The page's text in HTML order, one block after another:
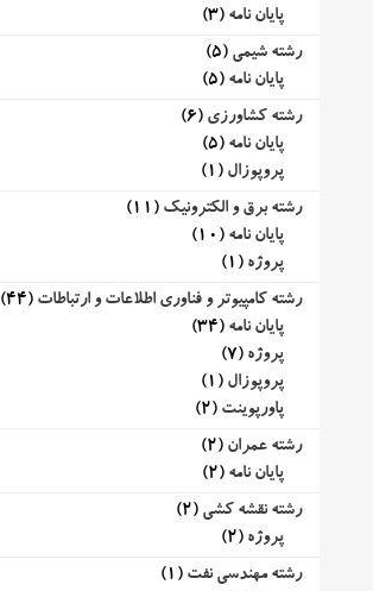
پایان نامه (3)
رشته شیمی (5)
پایان نامه (5)
رشته کشاورزی (6)
پایان نامه (5)
پروپوزال (1)
رشته برق و الکترونیک (11)
پایان نامه (10)
پروژه (1)
رشته کامپیوتر و فناوری اطلاعات و ارتباطات (44)
پایان نامه (34)
پروژه (7)
پروپوزال (1)
پاورپوینت (2)
رشته عمران (2)
پایان نامه (2)
رشته نقشه کشی (2)
پروژه (2)
رشته مهندسی نفت (1)